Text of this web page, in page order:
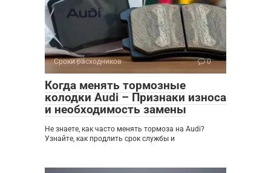
Сроки расходников 0
Когда менять тормозные
колодки Audi – Признаки износа
и необходимость замены
Не знаете, как часто менять тормоза на Audi?
Узнайте, как продлить срок службы и